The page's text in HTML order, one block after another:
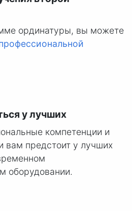
ординатуры, вы можете
у лучших
компетенции и
вам предстоит у лучших
оборудовании.